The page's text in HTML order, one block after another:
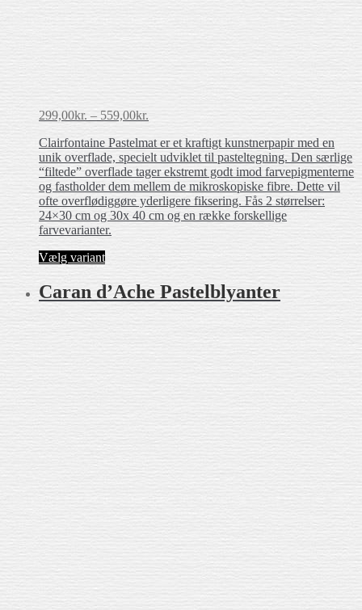
299,00kr. – 559,00kr.
til
559,00kr.
Clairfontaine Pastelmat er et kraftigt kunstnerpapir med en
unik overflade, specielt udviklet til pasteltegning. Den særlige
“filtede” overflade tager ekstremt godt imod farvepigmenterne
og fastholder dem mellem de mikroskopiske fibre. Dette vil
ofte overflødiggøre yderligere fiksering. Fås 2 størrelser:
24×30 cm og 30x 40 cm og en række forskellige
farvevarianter.
Vælg variantDette
har
flere
Caran d’Ache Pastelblyanter